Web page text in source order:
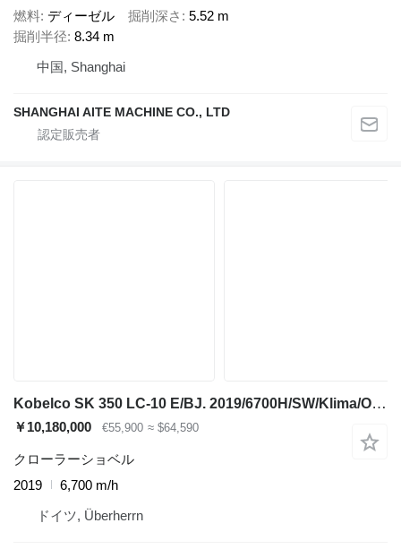
燃料 ディーゼル 掘削深さ
5.52 m
掘削半径 8.34 m
中国, Shanghai
SHANGHAI AITE MACHINE CO., LTD
Kobelco SK 350 LC-10 E/BJ. 2019/6700H/SW/Klima/OilQuick
￥10,180,000 €55,900 ≈ $64,590
クローラーショベル
2019
6,700 m/h
ドイツ, Überherrn